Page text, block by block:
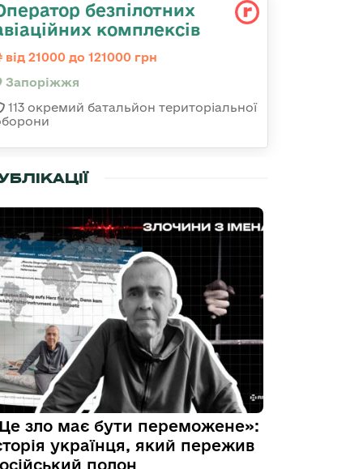
безпілотних
комплексів
від 21000 до 121000 грн
Запоріжжя
113 окремий батальйон територіальної
зло має бути переможене»:
українця, який пережив
полон